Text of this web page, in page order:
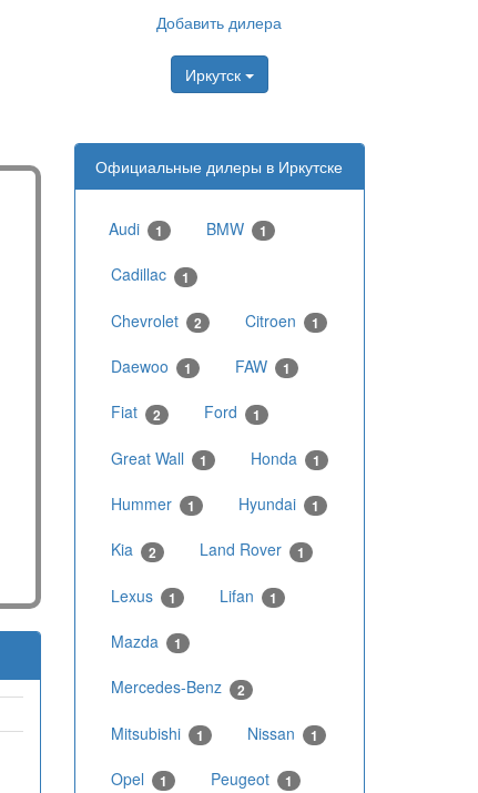
Добавить дилера
Иркутск
Официальные дилеры в Иркутске
Audi 1 BMW 1
Cadillac 1
Chevrolet 2 Citroen 1
Daewoo 1 FAW 1
Fiat 2 Ford 1
Great Wall 1 Honda 1
Hummer 1 Hyundai 1
Kia 2 Land Rover 1
Lexus 1 Lifan 1
Mazda 1
Mercedes-Benz 2
Mitsubishi 1 Nissan 1
Opel 1 Peugeot 1